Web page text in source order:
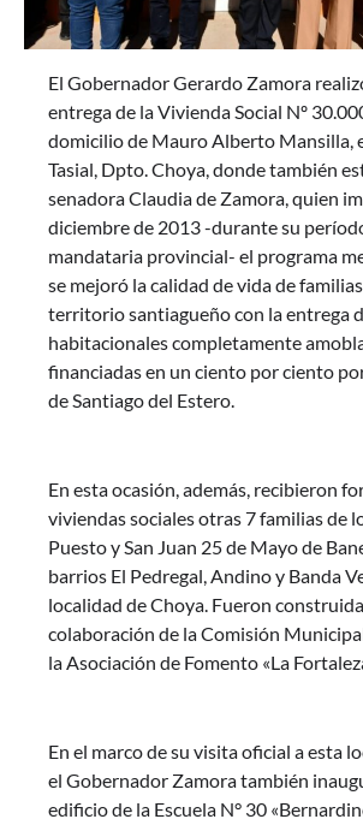
El Gobernador Gerardo Zamora
entrega de la Vivienda Social Nº
domicilio de Mauro Alberto Mansilla,
Tasial, Dpto. Choya, donde también
senadora Claudia de Zamora, quien
diciembre de 2013 -durante su
mandataria provincial- el programa
se mejoró la calidad de vida de
territorio santiagueño con la entrega
habitacionales completamente
financiadas en un ciento por ciento
de Santiago del Estero.
En esta ocasión, además, recibieron
viviendas sociales otras 7 familias de
Puesto y San Juan 25 de Mayo de
barrios El Pedregal, Andino y Banda
localidad de Choya. Fueron
colaboración de la Comisión
la Asociación de Fomento «La
En el marco de su visita oficial a esta
el Gobernador Zamora también
edificio de la Escuela N° 30